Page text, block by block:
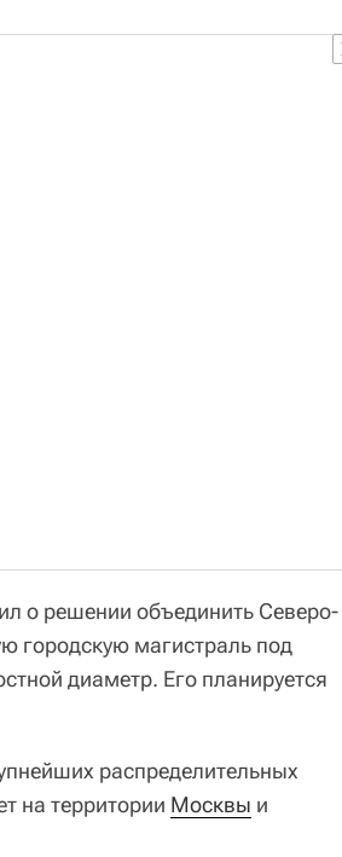
о решении объединить Северо-
городскую магистраль под
диаметр. Его планируется
распределительных
на территории Москвы и